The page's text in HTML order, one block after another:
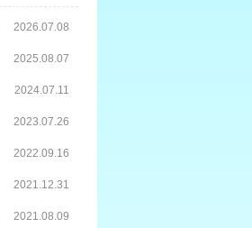
2026.07.08
2025.08.07
2024.07.11
2023.07.26
2022.09.16
2021.12.31
2021.08.09